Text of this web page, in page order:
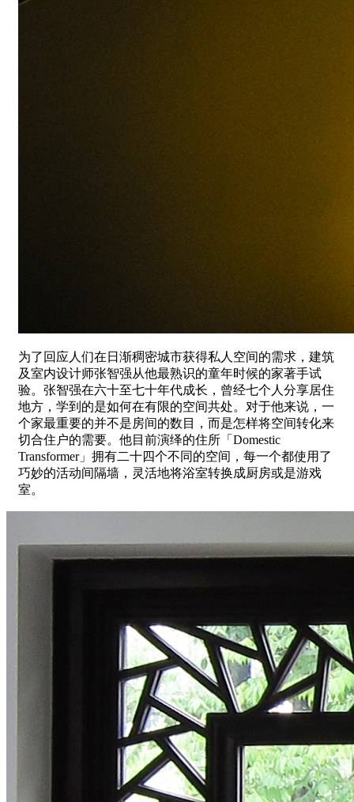
为了回应人们在日渐稠密城市获得私人空间的需求，建筑
及室内设计师张智强从他最熟识的童年时候的家著手试
验。张智强在六十至七十年代成长，曾经七个人分享居住
地方，学到的是如何在有限的空间共处。对于他来说，一
个家最重要的并不是房间的数目，而是怎样将空间转化来
切合住户的需要。他目前演绎的住所「Domestic
Transformer」拥有二十四个不同的空间，每一个都使用了
巧妙的活动间隔墙，灵活地将浴室转换成厨房或是游戏
室。